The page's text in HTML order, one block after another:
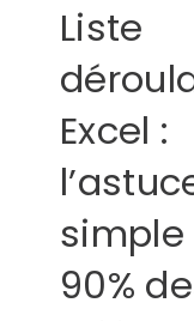
Liste
Excel :
simple
90%